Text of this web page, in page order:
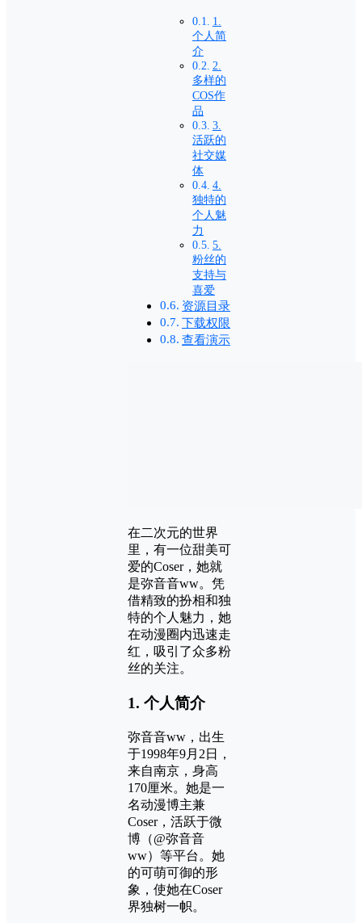
1.
个人简
介
2.
多样的
COS作
品
3.
活跃的
社交媒
体
4.
独特的
个人魅
力
5.
粉丝的
支持与
喜爱
资源目录
下载权限
查看演示
在二次元的世界
里，有一位甜美可
爱的Coser，她就
是弥音音ww。凭
借精致的扮相和独
特的个人魅力，她
在动漫圈内迅速走
红，吸引了众多粉
丝的关注。
1. 个人简介
弥音音ww，出生
于1998年9月2日，
来自南京，身高
170厘米。她是一
名动漫博主兼
Coser，活跃于微
博（@弥音音
ww）等平台。她
的可萌可御的形
象，使她在Coser
界独树一帜。